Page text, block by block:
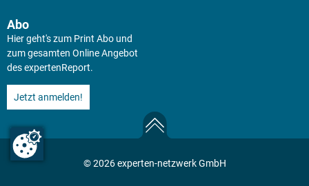
Abo
Hier geht's zum Print Abo und
zum gesamten Online Angebot
des expertenReport.
Jetzt anmelden!
© 2026 experten-netzwerk GmbH